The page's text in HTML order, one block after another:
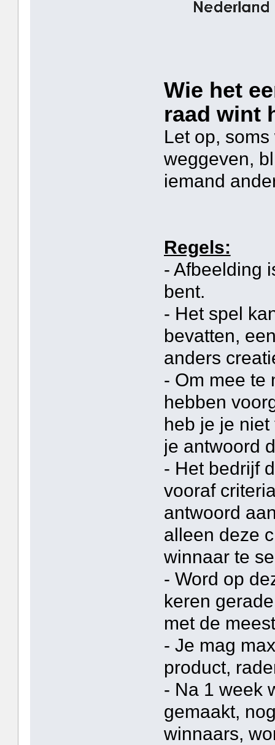
Wie het
raad wint
Let op,
weggeven,
iemand
Regels:
- Afbeelding
bent.
- Het spel
bevatten,
anders
- Om mee te
hebben
heb je je
je antwoord
- Het bedrijf
vooraf
antwoord
alleen deze
winnaar te
- Word op
keren
met de
- Je mag
product,
- Na 1 week
gemaakt,
winnaars,